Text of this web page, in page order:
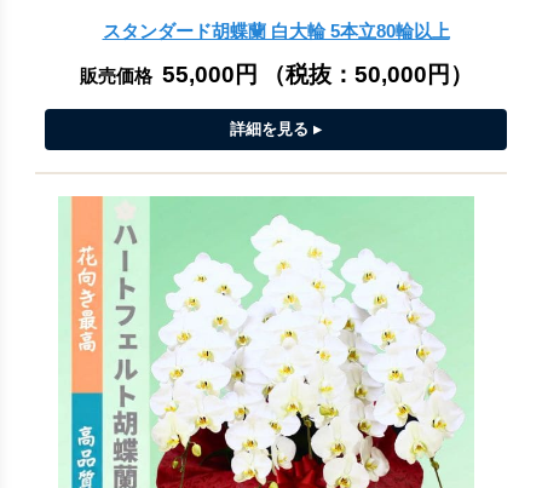
スタンダード胡蝶蘭 白大輪 5本立80輪以上
販売価格 55,000円 （税抜： 50,000円 ）